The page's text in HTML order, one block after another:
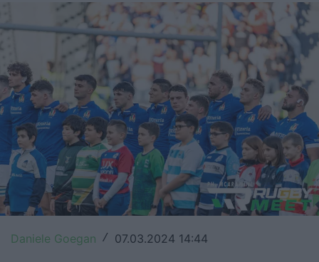
Internazionale
6 Nazioni
United Rugby Championship
Top14
Premiership
Champions Cup
Challenge Cup
World Rugby
Daniele Goegan / 07.03.2024 14:44